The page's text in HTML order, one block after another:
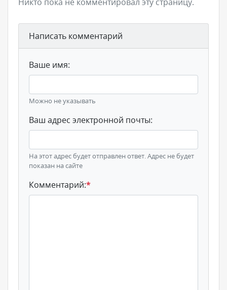
Написать комментарий
Ваше имя:
Можно не указывать
Ваш адрес электронной почты:
На этот адрес будет отправлен ответ. Адрес не будет
показан на сайте
Комментарий:*